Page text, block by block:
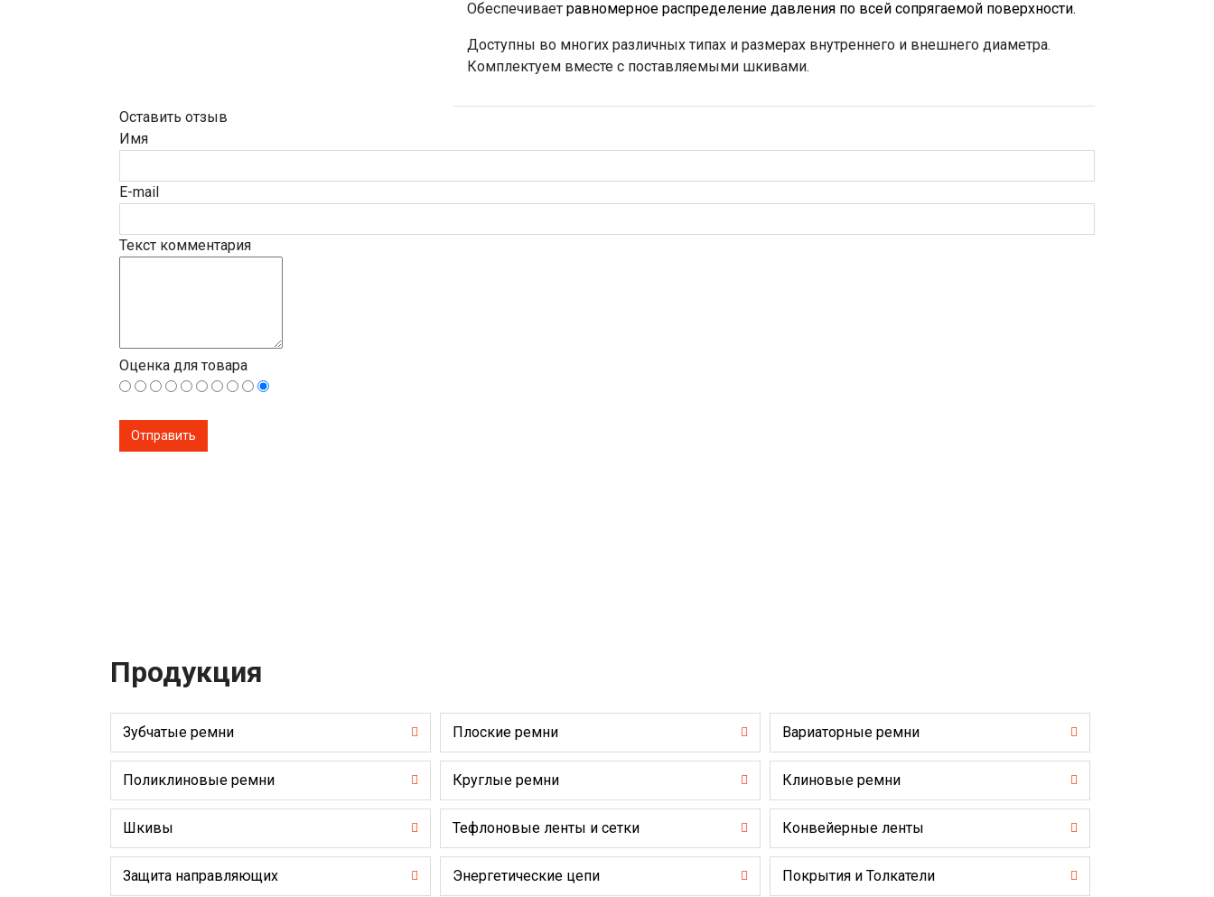
Обеспечивает равномерное распределение давления по всей сопрягаемой поверхности.
Доступны во многих различных типах и размерах внутреннего и внешнего диаметра.
Комплектуем вместе с поставляемыми шкивами.
Оставить отзыв
Имя
E-mail
Текст комментария
Оценка для товара
Продукция
Зубчатые ремни Плоские ремни Вариаторные ремни
Поликлиновые ремни Круглые ремни Клиновые ремни
Шкивы Тефлоновые ленты и сетки Конвейерные ленты
Защита направляющих Энергетические цепи Покрытия и Толкатели